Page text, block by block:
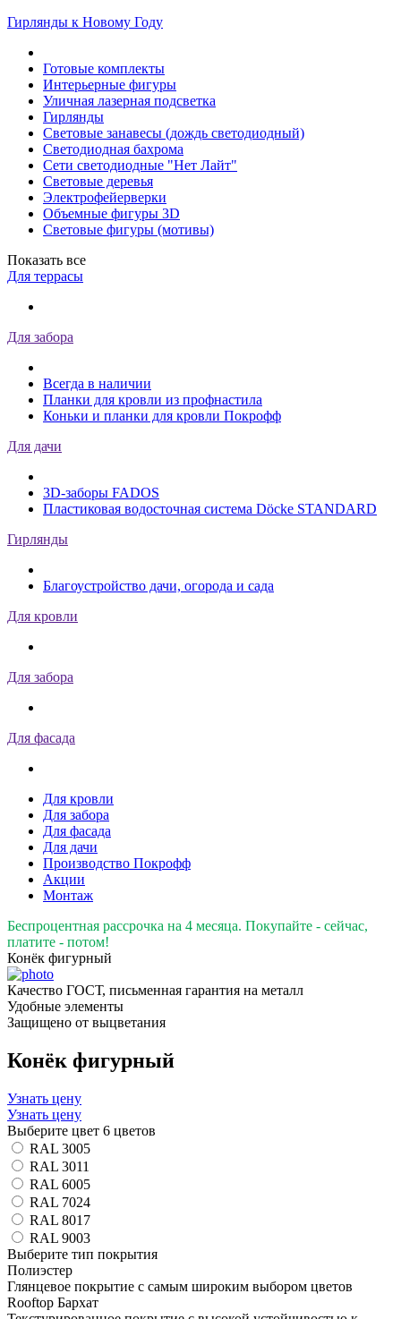
Гирлянды к Новому Году
Готовые комплекты
Интерьерные фигуры
Уличная лазерная подсветка
Гирлянды
Световые занавесы (дождь светодиодный)
Светодиодная бахрома
Сети светодиодные "Нет Лайт"
Световые деревья
Электрофейерверки
Объемные фигуры 3D
Световые фигуры (мотивы)
Показать все
Для террасы
Для забора
Всегда в наличии
Планки для кровли из профнастила
Коньки и планки для кровли Покрофф
Для дачи
3D-заборы FADOS
Пластиковая водосточная система Döcke STANDARD
Гирлянды
Благоустройство дачи, огорода и сада
Для кровли
Для забора
Для фасада
Для кровли
Для забора
Для фасада
Для дачи
Производство Покрофф
Акции
Монтаж
Беспроцентная рассрочка на 4 месяца. Покупайте - сейчас,
платите - потом!
Конёк фигурный
Качество ГОСТ, письменная гарантия на металл
Удобные элементы
Защищено от выцветания
Конёк фигурный
Узнать цену
Узнать цену
Выберите цвет 6 цветов
RAL 3005
RAL 3011
RAL 6005
RAL 7024
RAL 8017
RAL 9003
Выберите тип покрытия
Полиэстер
Глянцевое покрытие с самым широким выбором цветов
Rooftop Бархат